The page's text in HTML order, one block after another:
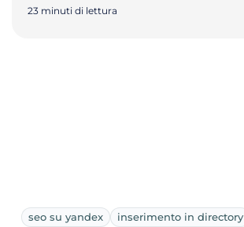
23 minuti di lettura
seo su yandex inserimento in directory